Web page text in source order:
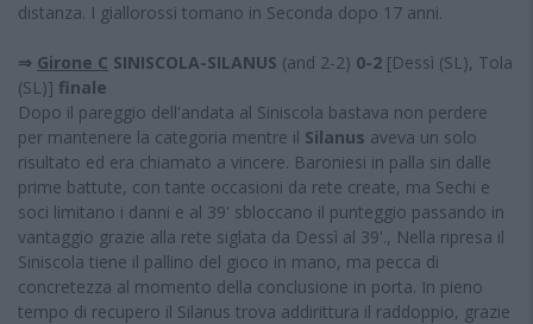
distanza. I giallorossi tornano in Seconda dopo 17 anni.
⇒ Girone C SINISCOLA-SILANUS (and 2-2) 0-2 [Dessì (SL), Tola
(SL)] finale
Dopo il pareggio dell'andata al Siniscola bastava non perdere
per mantenere la categoria mentre il Silanus aveva un solo
risultato ed era chiamato a vincere. Baroniesi in palla sin dalle
prime battute, con tante occasioni da rete create, ma Sechi e
soci limitano i danni e al 39' sbloccano il punteggio passando in
vantaggio grazie alla rete siglata da Dessì al 39'., Nella ripresa il
Siniscola tiene il pallino del gioco in mano, ma pecca di
concretezza al momento della conclusione in porta. In pieno
tempo di recupero il Silanus trova addirittura il raddoppio, grazie